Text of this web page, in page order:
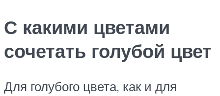
С какими цветами
сочетать голубой цвет
Для голубого цвета, как и для